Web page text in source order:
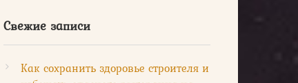
Свежие записи
Как сохранить здоровье строителя и